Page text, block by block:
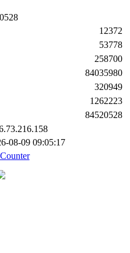
0528
12372
53778
258700
84035980
320949
1262223
84520528
08-09 09:05:17